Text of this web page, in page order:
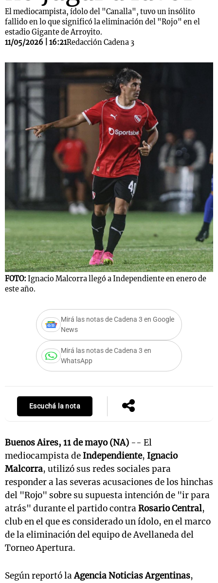
El mediocampista, ídolo del "Canalla", tuvo un insólito
fallido en lo que significó la eliminación del "Rojo" en el
estadio Gigante de Arroyito.
11/05/2026 | 16:21Redacción Cadena 3
FOTO: Ignacio Malcorra llegó a Independiente en enero de
este año.
Mirá las notas de Cadena 3 en Google
News
Mirá las notas de Cadena 3 en
WhatsApp
Escuchá la nota
Buenos Aires, 11 de mayo (NA) -- El
mediocampista de Independiente, Ignacio
Malcorra, utilizó sus redes sociales para
responder a las severas acusaciones de los hinchas
del "Rojo" sobre su supuesta intención de "ir para
atrás" durante el partido contraRosario Central,
club en el que es considerado un ídolo, en el marco
de la eliminación del equipo de Avellaneda del
Torneo Apertura.
Según reportó laAgencia Noticias Argentinas,
Notas
Mundial 2026
Notas
La Sole en
Cadena 3